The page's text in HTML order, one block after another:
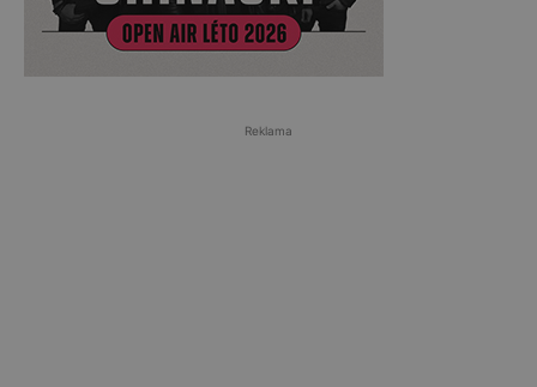
Reklama